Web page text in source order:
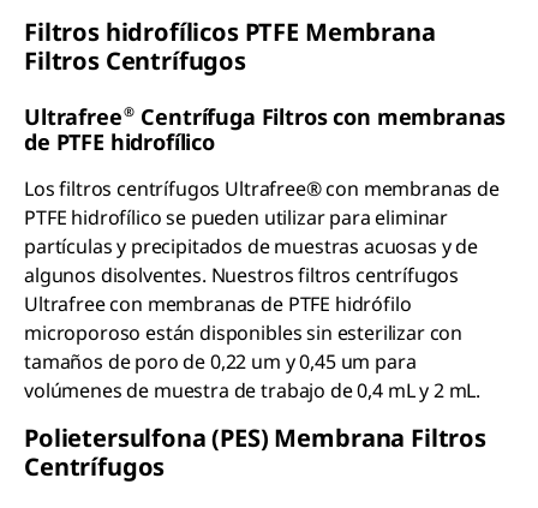
Filtros hidrofílicos PTFE Membrana
Filtros Centrífugos
Ultrafree® Centrífuga Filtros con membranas
de PTFE hidrofílico
Los filtros centrífugos Ultrafree® con membranas de
PTFE hidrofílico se pueden utilizar para eliminar
partículas y precipitados de muestras acuosas y de
algunos disolventes. Nuestros filtros centrífugos
Ultrafree con membranas de PTFE hidrófilo
microporoso están disponibles sin esterilizar con
tamaños de poro de 0,22 um y 0,45 um para
volúmenes de muestra de trabajo de 0,4 mL y 2 mL.
Polietersulfona (PES) Membrana Filtros
Centrífugos